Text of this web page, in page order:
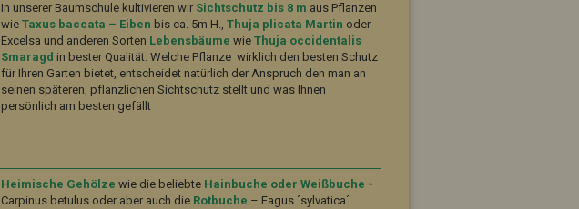
In unserer Baumschule kultivieren wir Sichtschutz bis 8 m aus Pflanzen
wieTaxus baccata – Eiben bis ca. 5m H.,Thuja plicata Martin oder
Excelsa und anderen Sorten Lebensbäume wieThuja occidentalis
Smaragd in bester Qualität. Welche Pflanze wirklich den besten Schutz
für Ihren Garten bietet, entscheidet natürlich der Anspruch den man an
seinen späteren, pflanzlichen Sichtschutz stellt und was Ihnen
persönlich am besten gefällt
Heimische Gehölze wie die beliebte Hainbuche oder Weißbuche -
Carpinus betulus oder aber auch die Rotbuche – Fagus ´sylvatica´